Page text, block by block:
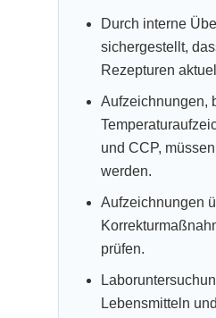
Durch interne
sichergestellt,
Rezepturen
Aufzeichnungen,
und CCP,
werden.
Aufzeichnungen
prüfen.
Lebensmitteln und